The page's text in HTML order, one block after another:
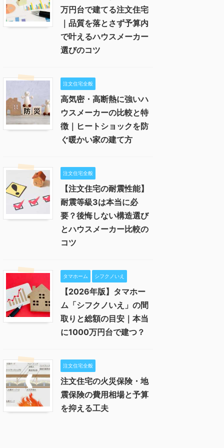
万円台で建てる注文住宅
｜品質を落とさず予算内
で叶えるハウスメーカー
選びのコツ
注文住宅全般
高気密・高断熱に強いハ
ウスメーカーの比較と特
徴｜ヒートショックを防
ぐ暖かい家の建て方
注文住宅全般
【注文住宅の耐震性能】
耐震等級3は本当に必
要？後悔しない構造選び
とハウスメーカー比較の
コツ
タマホーム シフクノいえ
【2026年版】タマホー
ム「シフクノいえ」の間
取りと総額の目安｜本当
に1000万円台で建つ？
注文住宅全般
注文住宅の火災保険・地
震保険の費用相場と予算
を抑える工夫